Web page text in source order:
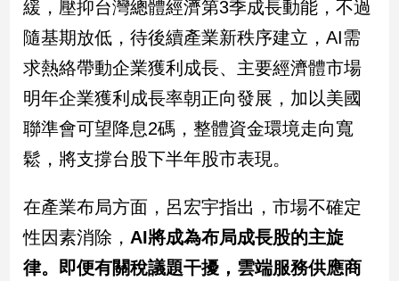
點
兩
岸/
際
社
會/
地
新
冠
毒
緩，壓抑台灣總體經濟第3季成長動能，不過
隨基期放低，待後續產業新秩序建立，AI需
求熱絡帶動企業獲利成長、主要經濟體市場
明年企業獲利成長率朝正向發展，加以美國
聯準會可望降息2碼，整體資金環境走向寬
鬆，將支撐台股下半年股市表現。
在產業布局方面，呂宏宇指出，市場不確定
性因素消除， AI將成為布局成長股的主旋
律。即便有關稅議題干擾，雲端服務供應商